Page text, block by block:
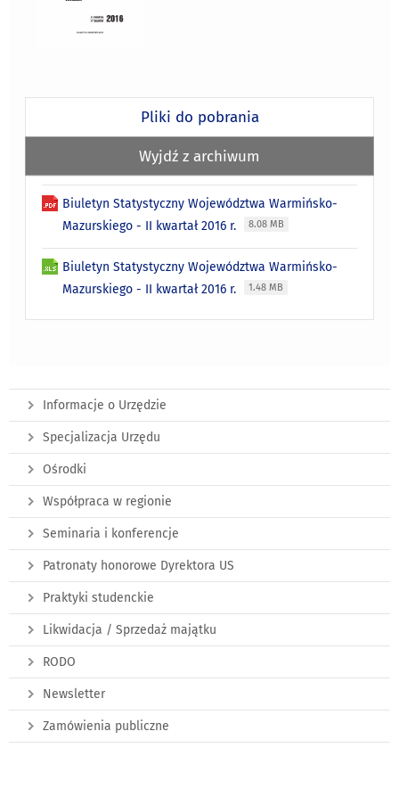
Pliki do pobrania
Wyjdź z archiwum
Biuletyn Statystyczny Województwa Warmińsko-
Mazurskiego - II kwartał 2016 r.
8.08 MB
Biuletyn Statystyczny Województwa Warmińsko-
Mazurskiego - II kwartał 2016 r.
1.48 MB
Informacje o Urzędzie
Specjalizacja Urzędu
Ośrodki
Współpraca w regionie
Seminaria i konferencje
Patronaty honorowe Dyrektora US
Praktyki studenckie
Likwidacja / Sprzedaż majątku
RODO
Newsletter
Zamówienia publiczne